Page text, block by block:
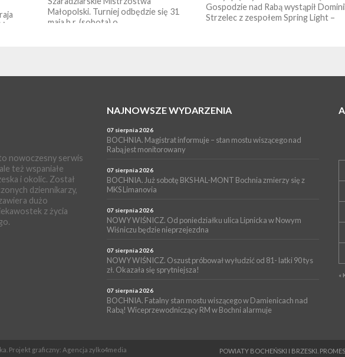
Małopolski. Turniej odbędzie się 31
maja b.r. (sobota) o...
Gospodzie nad Rabą wystąpił
Strzelec z zespołem Spring Light –
nowoczesny serwis
też wspaniałe
i okolic. Został
dziennikarzy,
dużo
z życia
NAJNOWSZE WYDARZENIA
07 sierpnia 2026
BOCHNIA. Magistrat informuje – stan mostu wiszącego nad
Rabą jest monitorowany
07 sierpnia 2026
BOCHNIA. Już sobotę BKS HAL-MONT Bochnia zmierzy się z
MKS Limanovia
07 sierpnia 2026
NOWY WIŚNICZ. Od poniedziałku ulica Lipnicka w Nowym
Wiśniczu będzie nieprzejezdna
07 sierpnia 2026
NOWY WIŚNICZ. Oszust próbował wyłudzić od 81- latki 90 tys
zł. Okazała się sprytniejsza!
07 sierpnia 2026
BOCHNIA. Fatalny stan mostu wiszącego w Damienicach nad
Rabą! Wiceprzewodniczący RM w Bochni alarmuje
«
POWIATY BOCHEŃSKI I BRZESKI.
Projekt graficzny: Agencja zylko4media